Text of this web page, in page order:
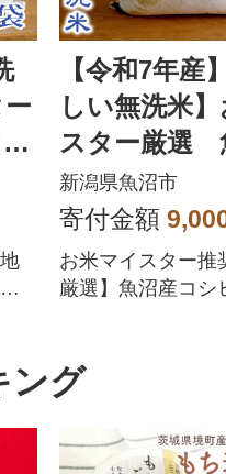
【令和7年産
しい無洗米
スター厳選
シヒカリ
新潟県魚沼市
寄付金額
お米マイスター推
厳選】魚沼産コシ
ング